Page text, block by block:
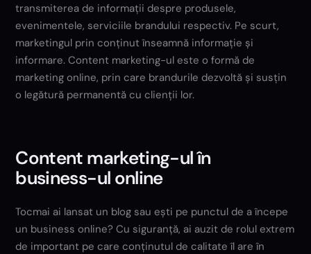
transmiterea de informații despre produsele,
evenimentele, serviciile brandului respectiv. Pe scurt,
marketingul prin conținut înseamnă informație și
informare. Content marketing-ul este o formă de
marketing online, prin care brandurile dezvoltă și susțin
o legătură permanentă cu clienții lor.
Content marketing-ul în
business-ul online
Tocmai ai lansat un blog sau ești pe punctul de a începe
un business online? Cu siguranță, ai auzit de rolul extrem
de important pe care conținutul de calitate îl are în